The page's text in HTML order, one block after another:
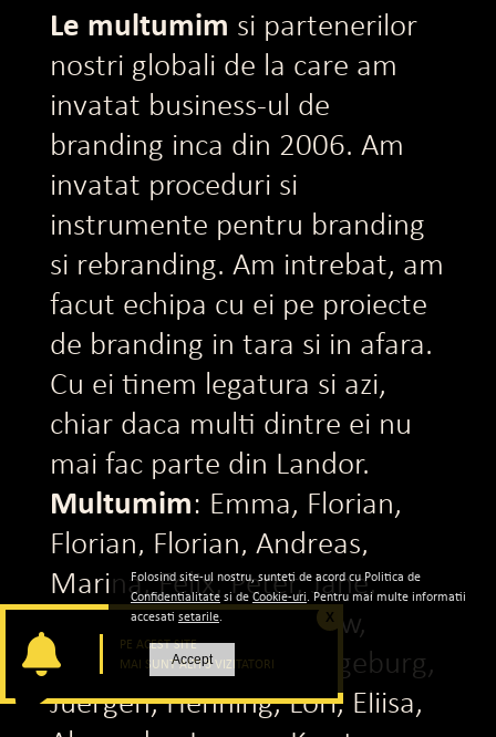
PE ACEST SITE
MAI SUNT ALTI 3 VIZITATORI
X
Le multumim si partenerilor
nostri globali de la care am
invatat business-ul de
branding inca din 2006. Am
invatat proceduri si
instrumente pentru branding
si rebranding. Am intrebat, am
facut echipa cu ei pe proiecte
de branding in tara si in afara.
Cu ei tinem legatura si azi,
chiar daca multi dintre ei nu
mai fac parte din Landor.
Multumim: Emma, Florian,
Florian, Florian, Andreas,
Marina, Felix, Peter, Jane,
Charlie, Natalie, Andrew,
Nicholas, Tony, Ritu, Ingeburg,
Juergen, Henning, Lori, Eliisa,
Folosind site-ul nostru, sunteti de acord cu Politica de
Confidentialitatesi deCookie-uri. Pentru mai multe informatii
accesati setarile.
Accept